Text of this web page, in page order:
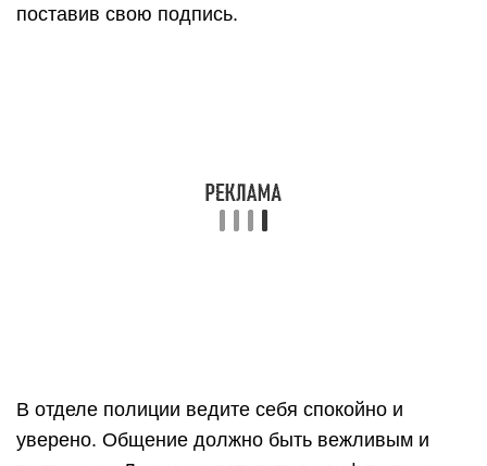
поставив свою подпись.
В отделе полиции ведите себя спокойно и
уверено. Общение должно быть вежливым и